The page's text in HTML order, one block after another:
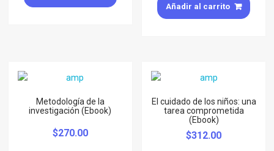
Añadir al carrito
Metodología de la
investigación (Ebook)
$270.00
El cuidado de los niños: una
tarea comprometida
(Ebook)
$312.00